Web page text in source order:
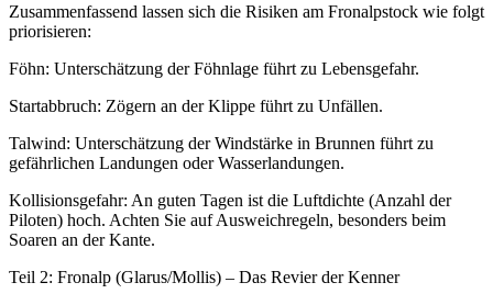
Zusammenfassend lassen sich die Risiken am Fronalpstock wie folgt
priorisieren:
Föhn: Unterschätzung der Föhnlage führt zu Lebensgefahr.
Startabbruch: Zögern an der Klippe führt zu Unfällen.
Talwind: Unterschätzung der Windstärke in Brunnen führt zu
gefährlichen Landungen oder Wasserlandungen.
Kollisionsgefahr: An guten Tagen ist die Luftdichte (Anzahl der
Piloten) hoch. Achten Sie auf Ausweichregeln, besonders beim
Soaren an der Kante.
Teil 2: Fronalp (Glarus/Mollis) – Das Revier der Kenner